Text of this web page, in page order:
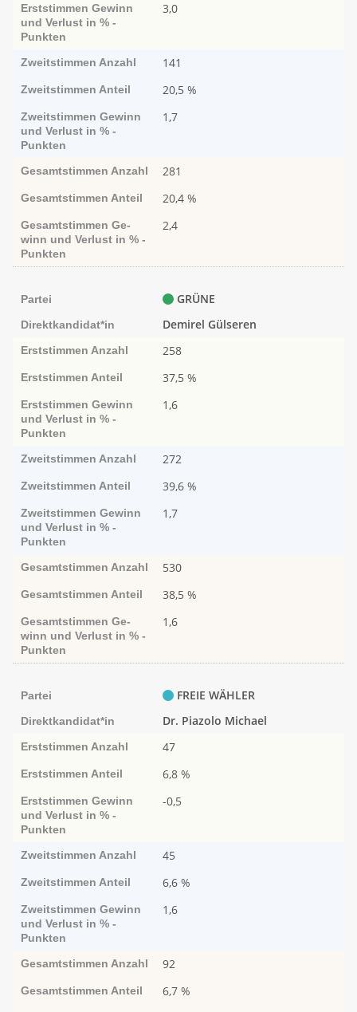
Erststimmen Ge­­winn
und Ver­­lust in % -
Punk­ten
3,0
Zweitstimmen Anzahl 141
Zweitstimmen Anteil 20,5 %
Zweitstimmen Ge­­winn
und Ver­­lust in % -
Punk­ten
1,7
Gesamtstimmen Anzahl 281
Gesamtstimmen Anteil 20,4 %
Gesamtstimmen Ge­­
winn und Ver­­lust in % -
Punk­ten
2,4
Partei GRÜNE
Direktkandidat*in Demirel Gülseren
Erststimmen Anzahl 258
Erststimmen Anteil 37,5 %
Erststimmen Ge­­winn
und Ver­­lust in % -
Punk­ten
1,6
Zweitstimmen Anzahl 272
Zweitstimmen Anteil 39,6 %
Zweitstimmen Ge­­winn
und Ver­­lust in % -
Punk­ten
1,7
Gesamtstimmen Anzahl 530
Gesamtstimmen Anteil 38,5 %
Gesamtstimmen Ge­­
winn und Ver­­lust in % -
Punk­ten
1,6
Partei FREIE WÄHLER
Direktkandidat*in Dr. Piazolo Michael
Erststimmen Anzahl 47
Erststimmen Anteil 6,8 %
Erststimmen Ge­­winn
und Ver­­lust in % -
Punk­ten
-0,5
Zweitstimmen Anzahl 45
Zweitstimmen Anteil 6,6 %
Zweitstimmen Ge­­winn
und Ver­­lust in % -
Punk­ten
1,6
Gesamtstimmen Anzahl 92
Gesamtstimmen Anteil 6,7 %